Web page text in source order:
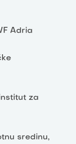
Adria
za
sredinu,